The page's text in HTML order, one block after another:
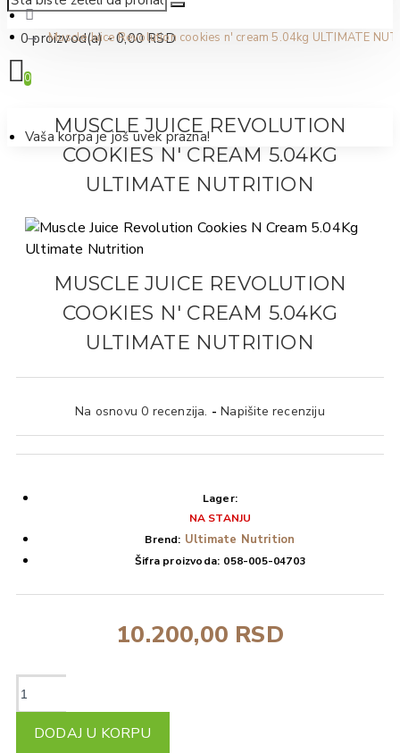
0 proizvod(a) - 0,00 RSD
0
Vaša korpa je još uvek prazna!
Muscle Juice Revolution cookies n' cream 5.04kg ULTIMATE
MUSCLE JUICE REVOLUTION
COOKIES N' CREAM 5.04KG
ULTIMATE NUTRITION
MUSCLE JUICE REVOLUTION
COOKIES N' CREAM 5.04KG
ULTIMATE NUTRITION
Na osnovu 0 recenzija. - Napišite recenziju
10.200,00 RSD
Lager:
NA STANJU
Brend: Ultimate Nutrition
Šifra proizvoda: 058-005-04703
DODAJ U KORPU